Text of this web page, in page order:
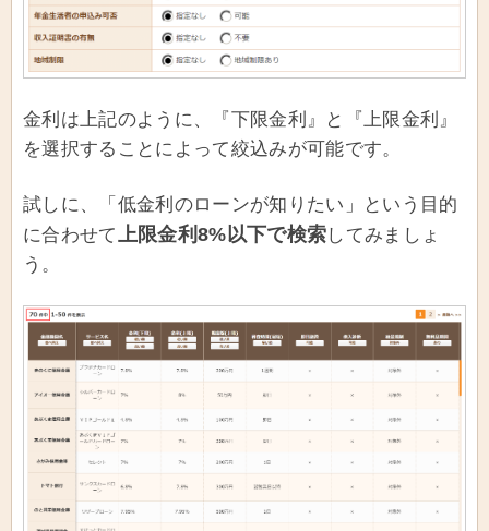
金利は上記のように、『下限金利』と『上限金利』
を選択することによって絞込みが可能です。
試しに、「低金利のローンが知りたい」という目的
に合わせて
上限金利8%以下で検索してみましょ
う。